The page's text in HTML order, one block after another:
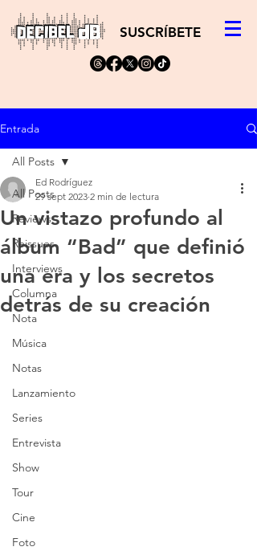
SUSCRÍBETE
Entrada
All Posts
Reviews
Reissues
Interviews
Columna
Nota
Música
Notas
Lanzamiento
Series
Entrevista
Show
Tour
Cine
Foto
All Posts
Un vistazo profundo al
álbum “Bad” que definió
una era y los secretos
detrás de su creación
Ed Rodríguez
29 sept 2023 2 min de lectura